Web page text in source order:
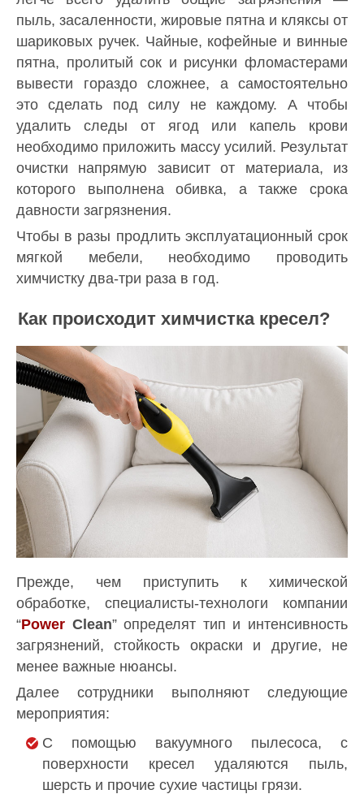
пыль, засаленности, жировые пятна и кляксы от
шариковых ручек. Чайные, кофейные и винные
пятна, пролитый сок и рисунки фломастерами
вывести гораздо сложнее, а самостоятельно
это сделать под силу не каждому. А чтобы
удалить следы от ягод или капель крови
необходимо приложить массу усилий. Результат
очистки напрямую зависит от материала, из
которого выполнена обивка, а также срока
давности загрязнения.
Чтобы в разы продлить эксплуатационный срок
мягкой мебели, необходимо проводить
химчистку два-три раза в год.
Как происходит химчистка кресел?
Прежде, чем приступить к химической
обработке, специалисты-технологи компании
“Power Clean” определят тип и интенсивность
загрязнений, стойкость окраски и другие, не
менее важные нюансы.
Далее сотрудники выполняют следующие
мероприятия:
С помощью вакуумного пылесоса, с
поверхности кресел удаляются пыль,
шерсть и прочие сухие частицы грязи.